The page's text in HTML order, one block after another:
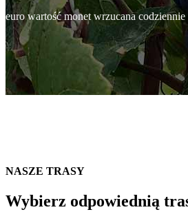
euro wartość monet wrzucana
NASZE TRASY
Wybierz odpowiednią